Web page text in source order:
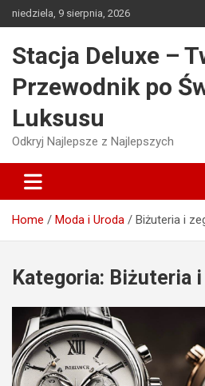
Skip
to
niedziela, 9 sierpnia, 2026
Stacja Deluxe –
Przewodnik po
Luksusu
Odkryj Najlepsze z Najlepszych
Home Moda i Uroda Biżuteria i
Kategoria: Biżuteria